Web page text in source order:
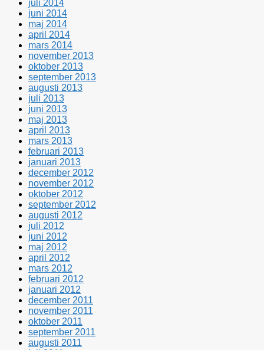
juli 2014
juni 2014
maj 2014
april 2014
mars 2014
november 2013
oktober 2013
september 2013
augusti 2013
juli 2013
juni 2013
maj 2013
april 2013
mars 2013
februari 2013
januari 2013
december 2012
november 2012
oktober 2012
september 2012
augusti 2012
juli 2012
juni 2012
maj 2012
april 2012
mars 2012
februari 2012
januari 2012
december 2011
november 2011
oktober 2011
september 2011
augusti 2011